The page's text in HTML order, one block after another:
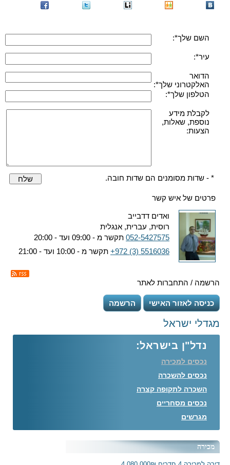
השם שלך*:
עיר*:
הדואר
האלקטרוני שלך*:
הטלפון שלך*:
לקבלת מידע
נוספת, שאלות,
הצעות:
* - שדות מסומנים הם שדות חובה. שלח
פרטים של איש קשר
ואדים דדבייב
רוסית, עברית, אנגלית
052-5427575 תקשר מ - 09:00 ועד - 20:00
+972 (3) 5516036 תקשר מ - 10:00 ועד - 21:00
הרשמה / התחברות לאתר
כניסה לאזור האישי הרשמה
מגדלי ישראל
נדל"ן בישראל:
נכסים למכירה
נכסים להשכרה
השכרה לתקופה קצרה
נכסים מסחריים
מגרשים
מכירה